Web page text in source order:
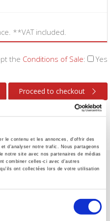
le contenu et les annonces, d'offrir des
d'analyser notre trafic. Nous partageons
notre site avec nos partenaires de médias
combiner celles-ci avec d'autres
ont collectées lors de votre utilisation
**VAT included.
the Conditions of Sale: Yes
Proceed to checkout
has a threefold role: to publish